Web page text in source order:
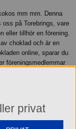
mm mm. Denna
på Torebrings, vare
eller tillhör en förening.
choklad och är en
online, sparar du
föreningsmedlemmar
privat